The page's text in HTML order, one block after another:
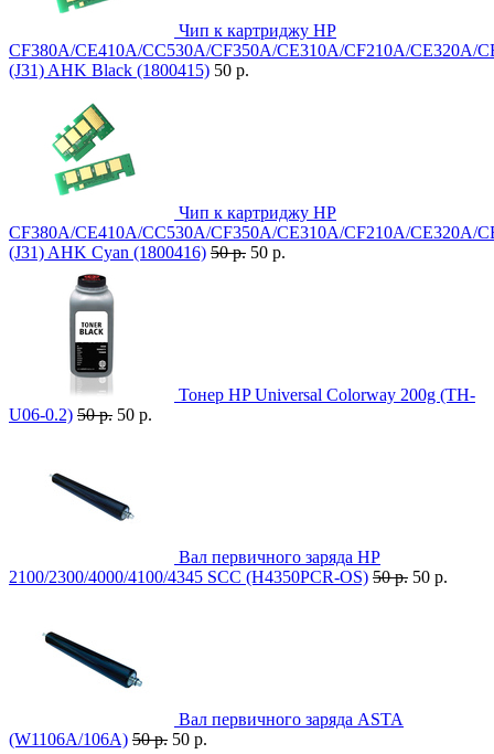
Чип к картриджу HP
CF380A/CE410A/CC530A/CF350A/CE310A/CF210A/CE320A/
(J31) AHK Black (1800415) 50 р.
Чип к картриджу HP
CF380A/CE410A/CC530A/CF350A/CE310A/CF210A/CE320A/
(J31) AHK Cyan (1800416) 50 р. 50 р.
Тонер HP Universal Colorway 200g (TH-
U06-0.2) 50 р. 50 р.
Вал первичного заряда HP
2100/2300/4000/4100/4345 SCC (H4350PCR-OS) 50 р. 50 р.
Вал первичного заряда ASTA
(W1106A/106A) 50 р. 50 р.